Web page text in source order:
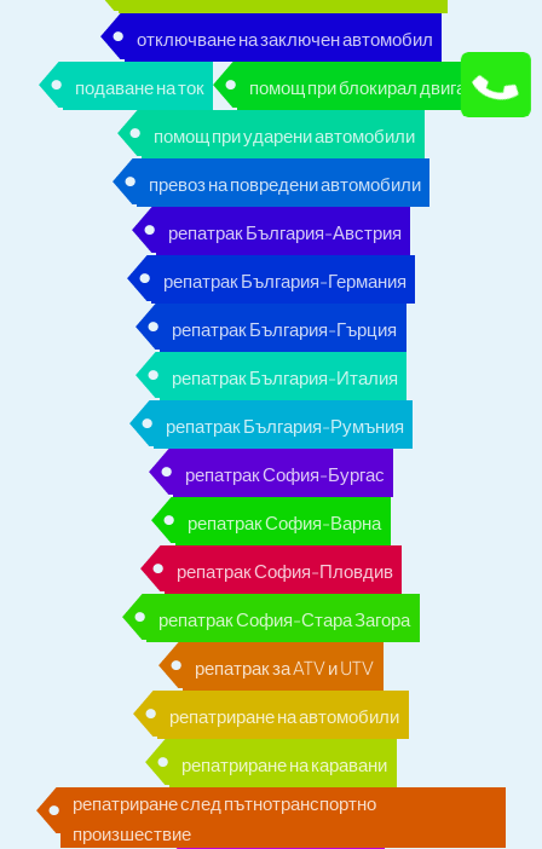
отключване на заключен автомобил
подаване на ток помощ при блокирал двигател
помощ при ударени автомобили
превоз на повредени автомобили
репатрак България-Австрия
репатрак България-Германия
репатрак България-Гърция
репатрак България-Италия
репатрак България-Румъния
репатрак София-Бургас
репатрак София-Варна
репатрак София-Пловдив
репатрак София-Стара Загора
репатрак за ATV и UTV
репатриране на автомобили
репатриране на каравани
репатриране след пътнотранспортно
произшествие